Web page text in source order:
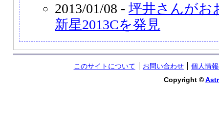
2013/01/08 - 坪井さんがお
新星2013Cを発見
このサイトについて お問い合わせ
個人情
Copyright ©